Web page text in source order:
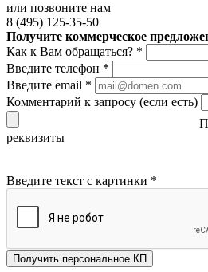
или позвоните нам
8 (495) 125-35-50
Получите коммерческое
Как к Вам обращаться? *
Введите телефон *
Введите email *
Комментарий к запросу (если есть)
реквизиты
Введите текст с картинки *
Получить персональное КП